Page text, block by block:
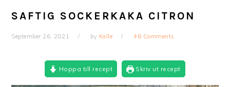
SAFTIG SOCKERKAKA CITRON
September 26, 2021 by Kalle 46 Comments
Hoppa till recept Skriv ut recept